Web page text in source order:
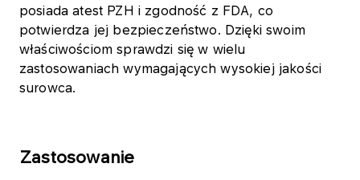
posiada atest PZH i zgodność z FDA, co
potwierdza jej bezpieczeństwo. Dzięki swoim
właściwościom sprawdzi się w wielu
zastosowaniach wymagających wysokiej jakości
surowca.
Zastosowanie